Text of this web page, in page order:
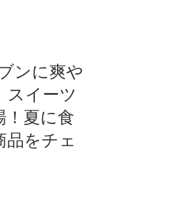
ンに爽や
スイーツ
！夏に食
品をチェ